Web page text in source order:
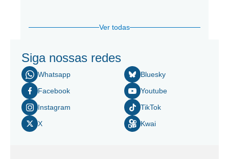
Ver todas
Siga nossas redes
Whatsapp
Facebook
Instagram
X
Bluesky
Youtube
TikTok
Kwai